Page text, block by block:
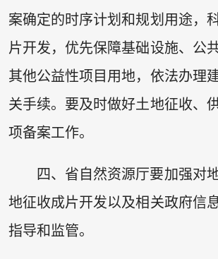
案确定的时序计划和规划用途，
片开发，优先保障基础设施、公
其他公益性项目用地，依法办理
关手续。要及时做好土地征收、
项备案工作。
四、省自然资源厅要加强对
地征收成片开发以及相关政府信
指导和监管。